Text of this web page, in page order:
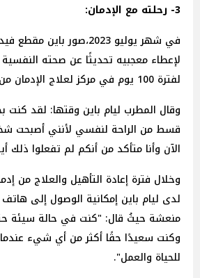
3- رحلته مع الإدمان:
لإعطاء معجبيه تحديثًا عن صحته
لفترة 100 يوم في مركز لعلاج الإدمان من المخدرات.
وقال المطرب ليام باين وقتها: لقد
قسط من الراحة لنفسي لأنني أصبحت
الآن وأنا متأكد من أنكم لم تفعلوا ذلك
وخلال فترة إعادة التأهيل والعلاج من
لدى ليام باين إمكانية الوصول إلى
منعشة حيثُ قال: "كنت في حالة سيئة
وكنت سعيدًا حقًا أكثر من أي شيء
للحياة والعمل".